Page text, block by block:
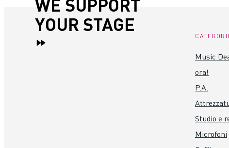
WE SUPPORT
YOUR STAGE
Music
ora!
P.A.
Studio e
Microfoni